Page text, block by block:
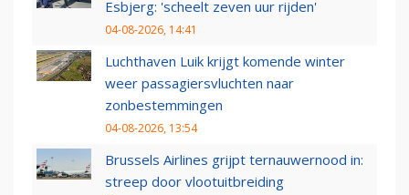
Esbjerg: 'scheelt zeven uur rijden'
04-08-2026, 14:41
Luchthaven Luik krijgt komende winter
weer passagiersvluchten naar
zonbestemmingen
04-08-2026, 13:54
Brussels Airlines grijpt ternauwernood in:
streep door vlootuitbreiding